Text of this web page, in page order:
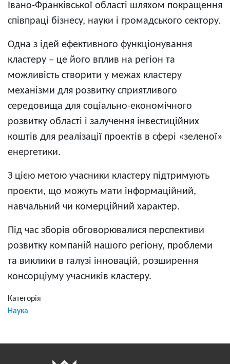
Івано-Франківської області шляхом покращення
співпраці бізнесу, науки і громадського сектору.
Одна з ідей ефективного функціонування
кластеру – це його вплив на регіон та
можливість створити у межах кластеру
механізми для розвитку сприятливого
середовища для соціально-економічного
розвитку області і залучення інвестиційних
коштів для реалізації проектів в сфері «зеленої»
енергетики.
З цією метою учасники кластеру підтримують
проєкти, що можуть мати інформаційний,
навчальний чи комерційний характер.
Під час зборів обговорювалися перспективи
розвитку компаній нашого регіону, проблеми
та виклики в галузі інновацій, розширення
консорціуму учасників кластеру.
Категорія
Наука